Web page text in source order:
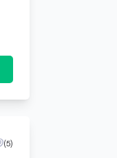
(5)